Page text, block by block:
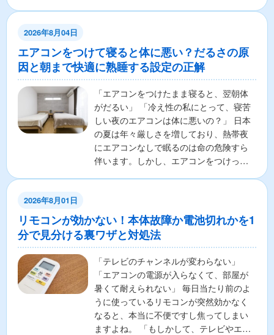
2026年8月04日
エアコンをつけて寝ると体に悪い？だるさの原
因と朝まで快適に熟睡する設定の正解
「エアコンをつけたまま寝ると、翌朝体
がだるい」 「冷え性の私にとって、寝苦
しい夜のエアコンは体に悪いの？」 日本
の夏は年々厳しさを増しており、熱帯夜
にエアコンなしで眠るのは命の危険すら
伴います。しかし、エアコンをつけっぱ
2026年8月01日
リモコンが効かない！本体故障か電池切れかを1
分で見分ける裏ワザと対処法
「テレビのチャンネルが変わらない」
「エアコンの電源が入らなくて、部屋が
暑くて耐えられない」 毎日当たり前のよ
うに使っているリモコンが突然効かなく
なると、本当に不便ですし焦ってしまい
ますよね。 「もしかして、テレビやエア